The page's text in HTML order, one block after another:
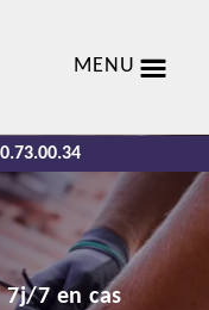
MENU
7 en cas